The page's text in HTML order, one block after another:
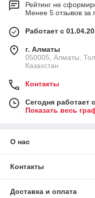
Рейтинг не
Менее 5 отзывов за
Работает с
г. Алматы
050005, Алматы,
Казахстан
Контакты
Сегодня работает
Показать весь
О нас
Контакты
Доставка и оплата